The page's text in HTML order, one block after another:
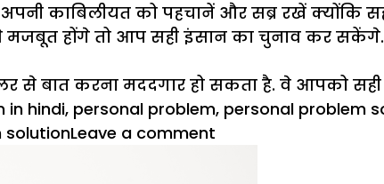
काबिलीयत को पहचानें और सब्र रखें क्योंकि
होंगे तो आप सही इंसान का चुनाव कर सकेंगे.
से बात करना मददगार हो सकता है. वे आपको
in hindi, personal problem, personal problem
solutionLeave a comment